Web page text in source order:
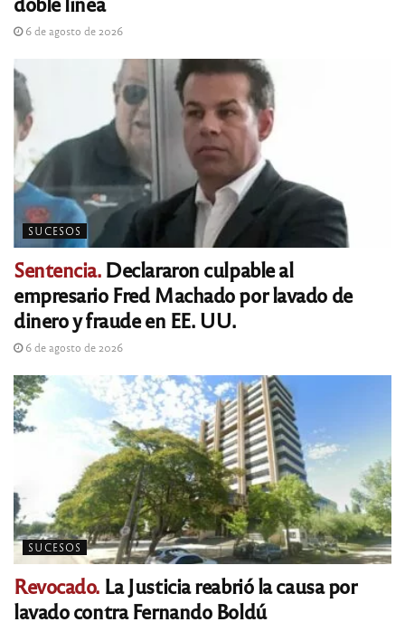
6 de agosto de 2026
SUCESOS
Sentencia.Declararon culpable al
empresario Fred Machado por lavado de
dinero y fraude en EE. UU.
6 de agosto de 2026
SUCESOS
Revocado. La Justicia reabrió la causa por
lavado contra Fernando Boldú